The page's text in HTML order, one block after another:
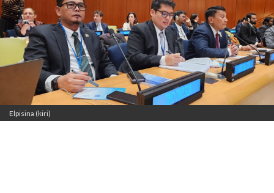
Elpisina (kiri)